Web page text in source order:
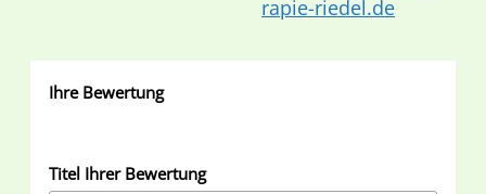
rapie-riedel.de
Ihre Bewertung
Titel Ihrer Bewertung